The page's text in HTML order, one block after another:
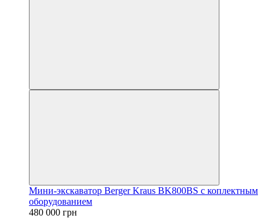
Мини-экскаватор Berger Kraus BK800BS с коплектным
оборудованием
480 000 грн